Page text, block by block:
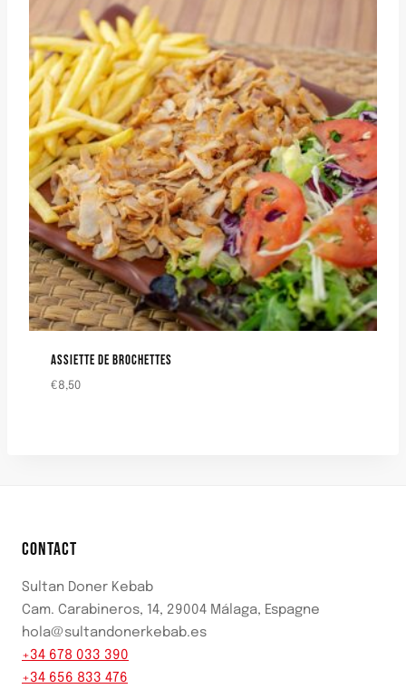
ASSIETTE DE BROCHETTES
€8,50
CONTACT
Sultan Doner Kebab
Cam. Carabineros, 14, 29004 Málaga, Espagne
hola@sultandonerkebab.es
+34 678 033 390
+34 656 833 476